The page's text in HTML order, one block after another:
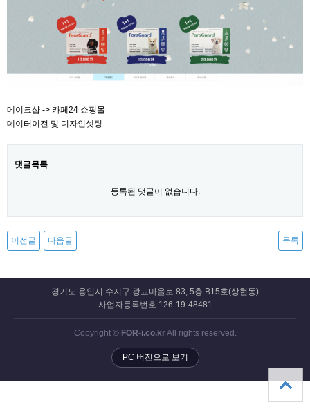
메이크샵 -> 카페24 쇼핑몰
데이터이전 및 디자인셋팅
댓글목록
등록된 댓글이 없습니다.
이전글 다음글 목록
경기도 용인시 수지구 광교마을로 83, 5층 B15호(상현동)
사업자등록번호:126-19-48481
Copyright © FOR-i.co.krAll rights reserved.
PC 버전으로 보기